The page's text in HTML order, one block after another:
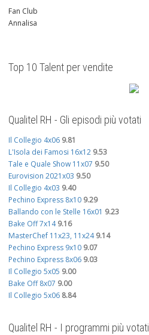
Fan Club
Annalisa
Top 10 Talent per vendite
Qualitel RH - Gli episodi più votati
Il Collegio 4x06 9.81
L'Isola dei Famosi 16x12 9.53
Tale e Quale Show 11x07 9.50
Eurovision 2021x03 9.50
Il Collegio 4x03 9.40
Pechino Express 8x10 9.29
Ballando con le Stelle 16x01 9.23
Bake Off 7x14 9.16
MasterChef 11x23, 11x24 9.14
Pechino Express 9x10 9.07
Pechino Express 8x06 9.03
Il Collegio 5x05 9.00
Bake Off 8x07 9.00
Il Collegio 5x06 8.84
Qualitel RH - I programmi più votati